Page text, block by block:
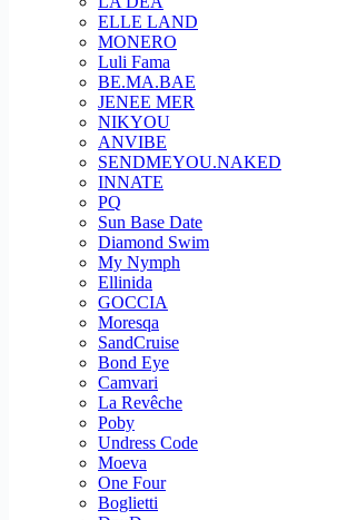
ELLE LAND
MONERO
Luli Fama
BE.MA.BAE
JENEE MER
NIKYOU
ANVIBE
SENDMEYOU.NAKED
INNATE
PQ
Sun Base Date
Diamond Swim
My Nymph
Ellinida
GOCCIA
Moresqa
SandCruise
Bond Eye
Camvari
La Revêche
Poby
Undress Code
Moeva
One Four
Boglietti